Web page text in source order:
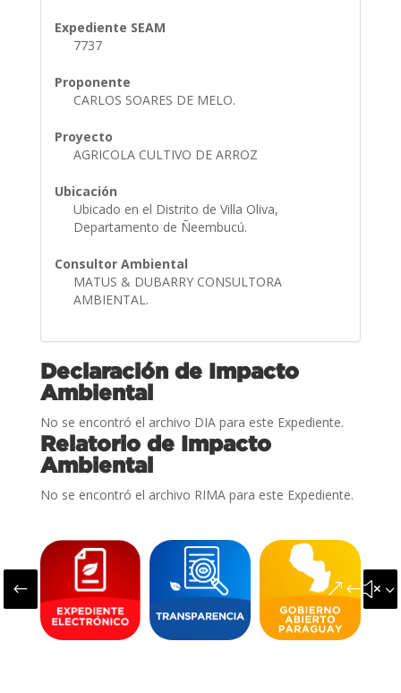
Expediente SEAM
7737
Proponente
CARLOS SOARES DE MELO.
Proyecto
AGRICOLA CULTIVO DE ARROZ
Ubicación
Ubicado en el Distrito de Villa Oliva,
Departamento de Ñeembucú.
Consultor Ambiental
MATUS & DUBARRY CONSULTORA
AMBIENTAL.
Declaración de Impacto
Ambiental
No se encontró el archivo DIA para este Expediente.
Relatorio de Impacto
Ambiental
No se encontró el archivo RIMA para este Expediente.
#